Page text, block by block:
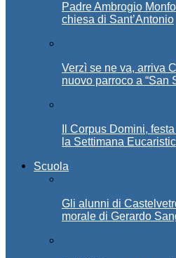
Padre Ambrogio
chiesa di Sant’Antonio
Verzì se ne va, arriva
nuovo parroco a “San
Il Corpus Domini,
la Settimana
Scuola
Gli alunni di
morale di Gerardo